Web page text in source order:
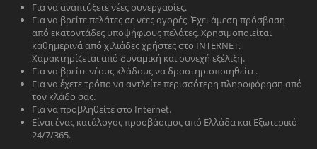
Για να αναπτύξετε νέες συνεργασίες.
Για να βρείτε πελάτες σε νέες αγορές. Έχει άμεση πρόσβαση
από εκατοντάδες υποψήφιους πελάτες. Χρησιμοποιείται
καθημερινά από χιλιάδες χρήστες στο INTERNET.
Χαρακτηρίζεται από δυναμική και συνεχή εξέλιξη.
Για να βρείτε νέους κλάδους να δραστηριοποιηθείτε.
Για να έχετε τρόπο να αντλείτε περισσότερη πληροφόρηση από
τον κλάδο σας.
Για να προβληθείτε στο Internet.
Είναι ένας κατάλογος προσβάσιμος από Ελλάδα και Εξωτερικό
24/7/365.